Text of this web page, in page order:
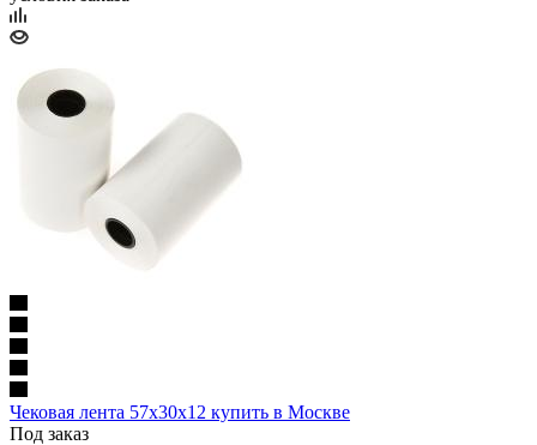
Чековая лента 57х30х12 купить в Москве
Под заказ